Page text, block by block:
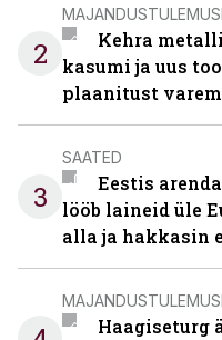
2
Kehra
kasumi ja uus
plaanitust varem
3
SAATED
Eestis
lööb laineid üle
alla ja hakkasin
Haagiseturg